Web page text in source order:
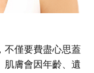
不僅要費盡心思蓋
肌膚會因年齡、遺